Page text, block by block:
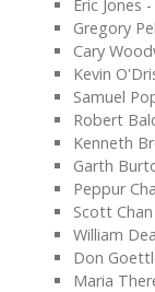
Eric Jones
Gregory
Cary
Kevin
Samuel
Robert
Kenneth
Garth
Peppur
Scott Chan
William
Don
Maria